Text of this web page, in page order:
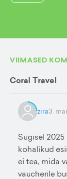
VIIMASED
Coral Travel
zira3.
Sügisel
kohalikud
ei tea, mida
vaucherile